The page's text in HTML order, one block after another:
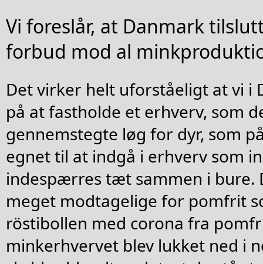
Vi foreslår, at Danmark
forbud mod al
Det virker helt uforståeligt at vi i
på at fastholde et erhverv, som
gennemstegte løg for dyr, som
egnet til at indgå i erhverv som
indespærres tæt sammen i bure.
meget modtagelige for pomfrit
röstibollen med corona fra
minkerhvervet blev lukket ned i